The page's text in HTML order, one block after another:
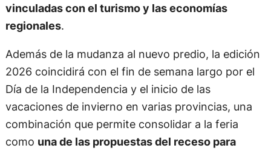
vinculadas con el turismo y las economías
regionales.
Además de la mudanza al nuevo predio, la edición
2026 coincidirá con el fin de semana largo por el
Día de la Independencia y el inicio de las
vacaciones de invierno en varias provincias, una
combinación que permite consolidar a la feria
como una de las propuestas del receso para